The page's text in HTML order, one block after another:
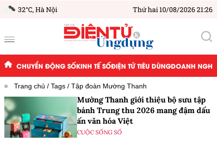
32°C,Hà Nội Thứ hai 10/08/2026 21:26
CHUYỂN ĐỘNG SỐKINH TẾ SỐĐIỆN TỬ TIÊU DÙNGDOANH
Trang chủ Tags Tập đoàn Mường Thanh
Mường Thanh giới thiệu bộ sưu tập
bánh Trung thu 2026 mang đậm dấu
ấn văn hóa Việt
CUỘC SỐNG SỐ